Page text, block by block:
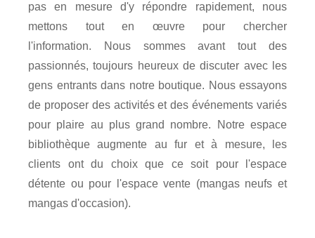
pas en mesure d'y répondre rapidement, nous
mettons tout en œuvre pour chercher
l'information. Nous sommes avant tout des
passionnés, toujours heureux de discuter avec les
gens entrants dans notre boutique. Nous essayons
de proposer des activités et des événements variés
pour plaire au plus grand nombre. Notre espace
bibliothèque augmente au fur et à mesure, les
clients ont du choix que ce soit pour l'espace
détente ou pour l'espace vente (mangas neufs et
mangas d'occasion).